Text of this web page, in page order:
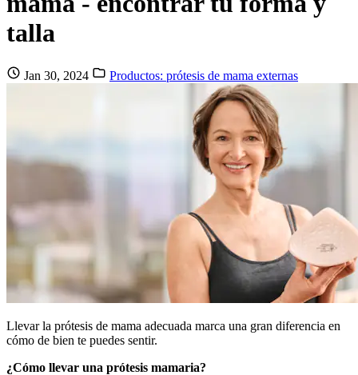
talla
Jan 30, 2024 Productos: prótesis de mama externas
Llevar la prótesis de mama adecuada marca una gran diferencia en
cómo de bien te puedes sentir.
¿Cómo llevar una prótesis mamaria?